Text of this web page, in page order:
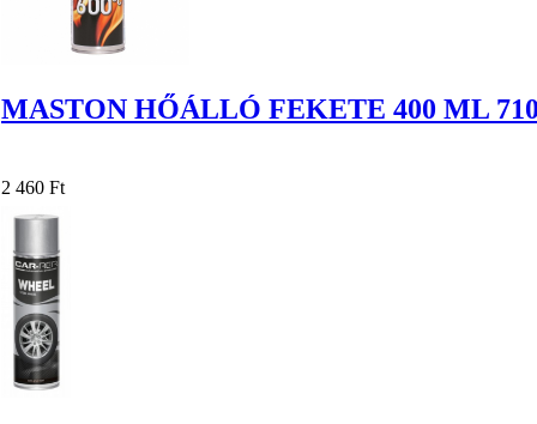
MASTON HŐÁLLÓ FEKETE 400 ML
2 460 Ft